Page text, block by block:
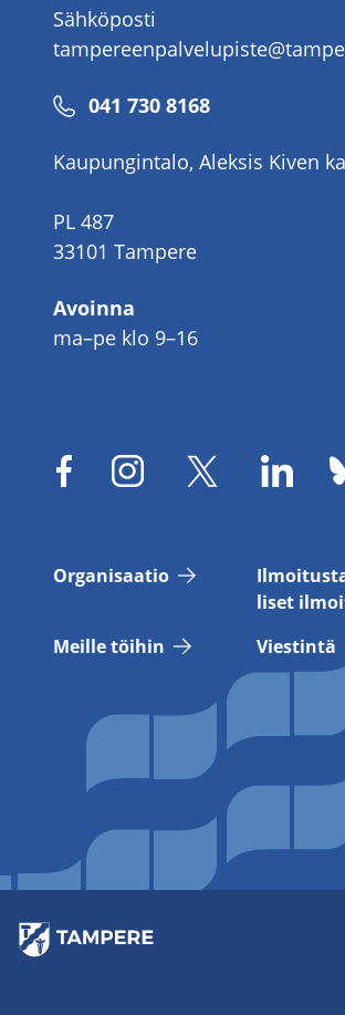
Sähköposti
Puhelinnumero
041 730 8168
Kaupungintalo, Aleksis Kiven
PL 487
33101 Tampere
Avoinna
ma–pe klo 9–16
Or­ga­ni­saa­tio
li­set
Meil­le töi­hin
Vies­tin­tä